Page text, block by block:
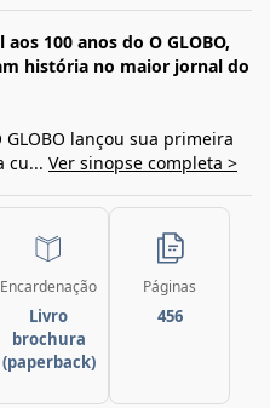
100 anos do O GLOBO,
história no maior jornal do
lançou sua primeira
cu... Ver sinopse completa >
Encardenação
Livro
brochura
(paperback)
Páginas
456